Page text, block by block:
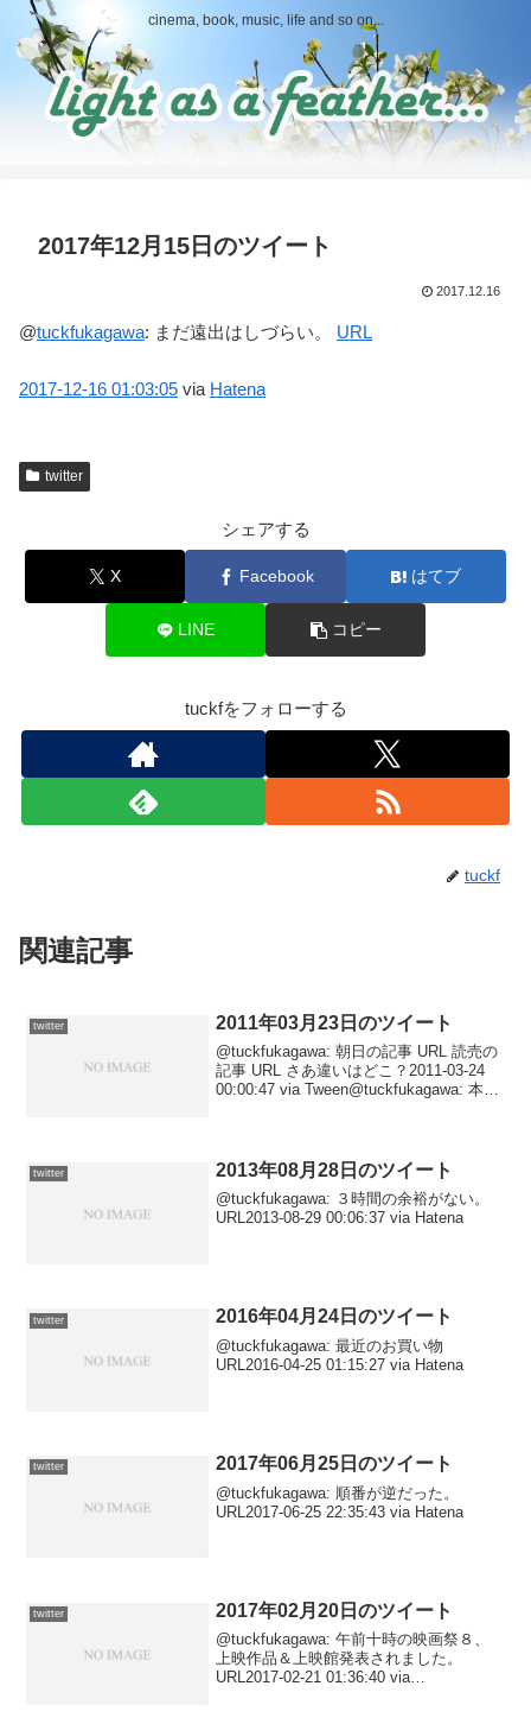
cinema, book, music, life and so on...
2017年12月15日のツイート
2017.12.16
@tuckfukagawa: まだ遠出はしづらい。 URL
2017-12-16 01:03:05 via Hatena
twitter
シェアする
X Facebook はてブ
LINE コピー
tuckfをフォローする
tuckf
関連記事
twitter 2011年03月23日のツイート
@tuckfukagawa: 朝日の記事 URL 読売の
記事 URL さあ違いはどこ？2011-03-24
00:00:47 via Tween@tuckfukagawa: 本日
twitter 2013年08月28日のツイート
@tuckfukagawa: ３時間の余裕がない。
URL2013-08-29 00:06:37 via Hatena
twitter 2016年04月24日のツイート
@tuckfukagawa: 最近のお買い物
URL2016-04-25 01:15:27 via Hatena
twitter 2017年06月25日のツイート
@tuckfukagawa: 順番が逆だった。
URL2017-06-25 22:35:43 via Hatena
twitter 2017年02月20日のツイート
@tuckfukagawa: 午前十時の映画祭８、
上映作品＆上映館発表されました。
URL2017-02-21 01:36:40 via